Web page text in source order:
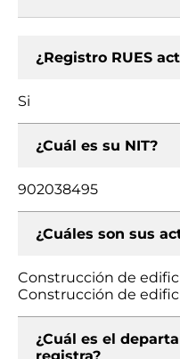
¿Registro RUES
Si
¿Cuál es su NIT?
902038495
¿Cuáles son sus
Construcción de
Construcción de
¿Cuál es el